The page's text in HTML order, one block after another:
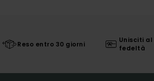
Reso entro 30 giorni
Unisciti
fedeltà